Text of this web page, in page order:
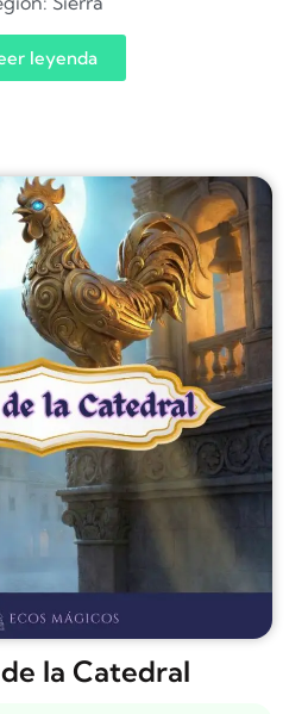
leyenda
la Catedral